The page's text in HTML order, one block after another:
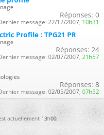
Réponses: 0
message: 22/12/2007, 10h31
Profile : TPG21 PR
Réponses: 24
message: 02/07/2007, 21h57
Réponses: 8
message: 02/05/2007, 07h52
actuellement13h00.